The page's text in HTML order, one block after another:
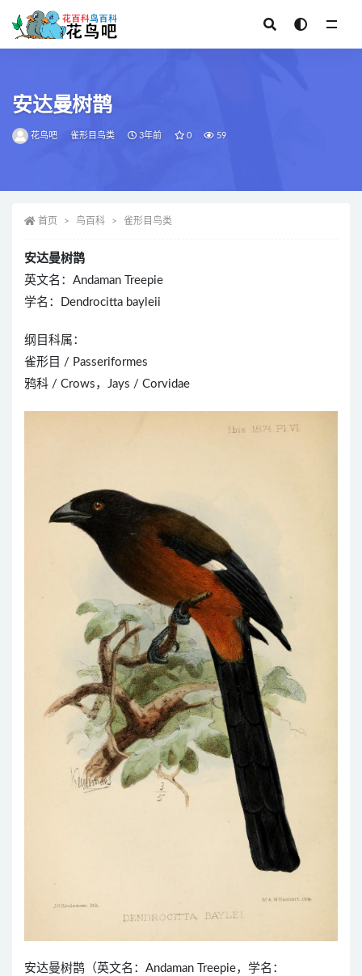
安达曼树鹊
花鸟吧 雀形目鸟类 3年前 0 59
首页 鸟百科 雀形目鸟类
安达曼树鹊
英文名：Andaman Treepie
学名：Dendrocitta bayleii
纲目科属：
雀形目 / Passeriformes
鸦科 / Crows，Jays / Corvidae
安达曼树鹊（英文名：Andaman Treepie，学名：